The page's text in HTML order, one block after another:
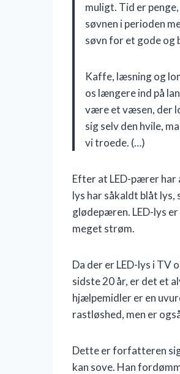
muligt. Tid er
søvnen i perioden
søvn for et gode og
Kaffe, læsning og
os længere ind på
være et væsen, der
sig selv den hvile,
vi troede. (…)
Efter at LED-pærer har
lys har såkaldt blåt
glødepæren. LED-lys
meget strøm.
Da der er LED-lys i TV
sidste 20 år, er det et
hjælpemidler er en
rastløshed, men er
Dette er forfatteren
kan sove. Han